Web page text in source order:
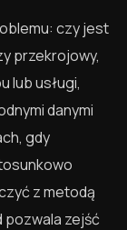
czy jest
przekrojowy,
lub usługi,
danymi
gdy
z metodą
pozwala zejść